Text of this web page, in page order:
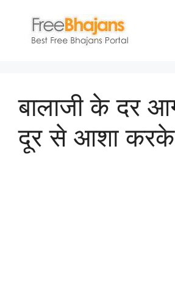
content
बालाजी के दर
दूर से आशा करके